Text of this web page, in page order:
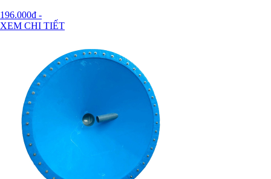
196.000đ -
XEM CHI TIẾT